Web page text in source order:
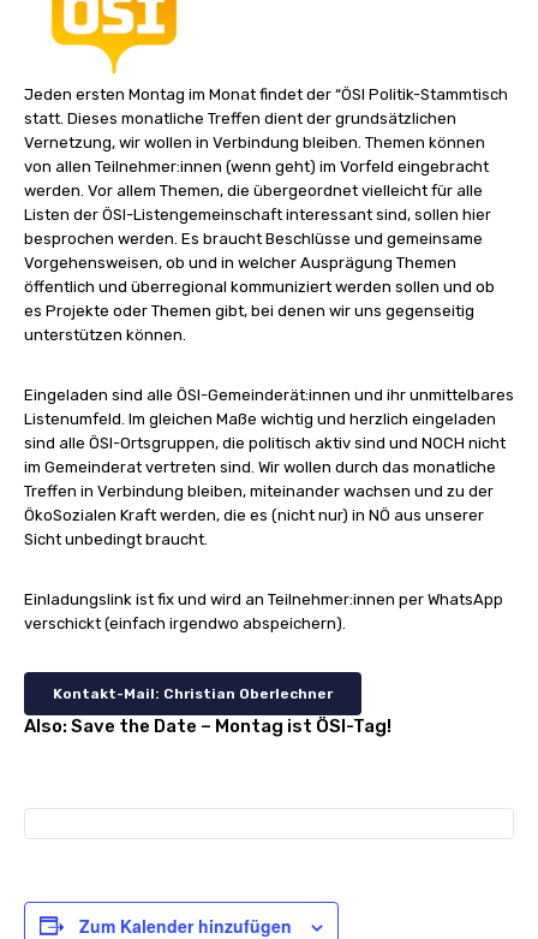
Jeden ersten Montag im Monat findet der “ÖSI Politik-Stammtisch
statt. Dieses monatliche Treffen dient der grundsätzlichen
Vernetzung, wir wollen in Verbindung bleiben. Themen können
von allen Teilnehmer:innen (wenn geht) im Vorfeld eingebracht
werden. Vor allem Themen, die übergeordnet vielleicht für alle
Listen der ÖSI-Listengemeinschaft interessant sind, sollen hier
besprochen werden. Es braucht Beschlüsse und gemeinsame
Vorgehensweisen, ob und in welcher Ausprägung Themen
öffentlich und überregional kommuniziert werden sollen und ob
es Projekte oder Themen gibt, bei denen wir uns gegenseitig
unterstützen können.
Eingeladen sind alle ÖSI-Gemeinderät:innen und ihr unmittelbares
Listenumfeld. Im gleichen Maße wichtig und herzlich eingeladen
sind alle ÖSI-Ortsgruppen, die politisch aktiv sind und NOCH nicht
im Gemeinderat vertreten sind. Wir wollen durch das monatliche
Treffen in Verbindung bleiben, miteinander wachsen und zu der
ÖkoSozialen Kraft werden, die es (nicht nur) in NÖ aus unserer
Sicht unbedingt braucht.
Einladungslink ist fix und wird an Teilnehmer:innen per WhatsApp
verschickt (einfach irgendwo abspeichern).
Kontakt-Mail: Christian Oberlechner
Also: Save the Date – Montag ist ÖSI-Tag!
Zum Kalender hinzufügen